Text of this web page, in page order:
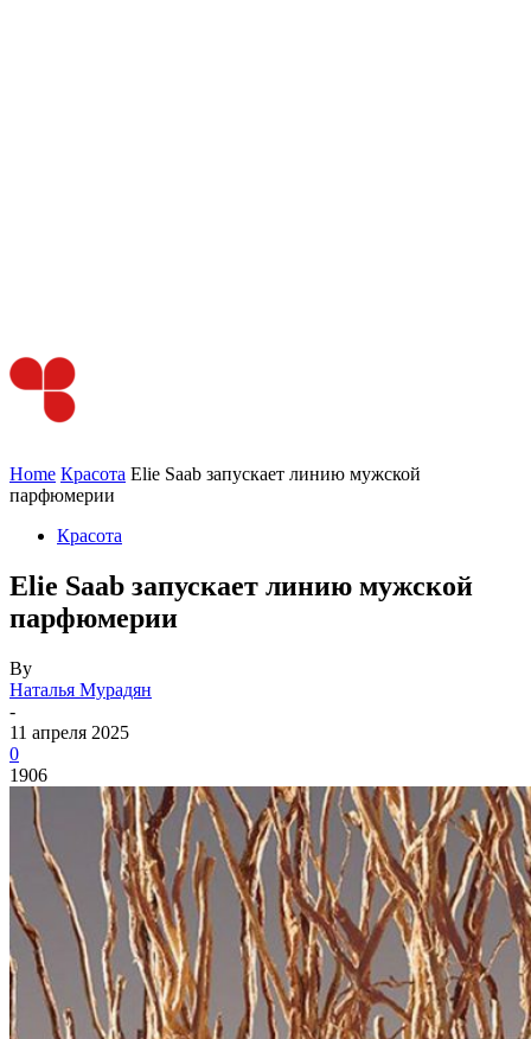
Home Красота Elie Saab запускает линию мужской
парфюмерии
Красота
Elie Saab запускает линию мужской
парфюмерии
By
Наталья Мурадян
-
11 апреля 2025
0
1906